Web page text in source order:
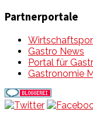
Partnerportale
Gastro News
Portal für
Gastronomie